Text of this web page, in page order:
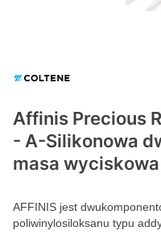
Affinis Precious
- A-Silikonowa
masa wyciskowa
AFFINIS jest
poliwinylosiloksanu typu